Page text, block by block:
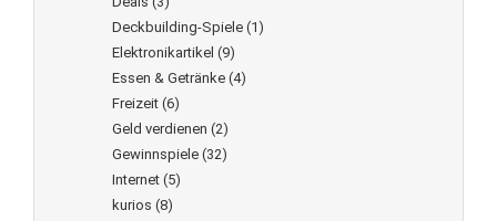
Deckbuilding-Spiele (1)
Elektronikartikel (9)
Essen & Getränke (4)
Freizeit (6)
Geld verdienen (2)
Gewinnspiele (32)
Internet (5)
kurios (8)